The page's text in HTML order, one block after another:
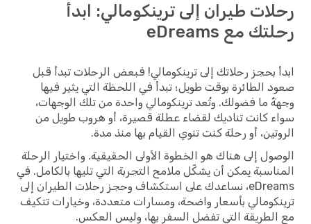
رحلات طيران إلى ترينكومالي: ابدأ
رحلتك مع eDreams
ابدأ بحجز رحلاتك إلى ترينكومالي! فبعض الرحلات تبدأ قبل
صعود الطائرة بوقت طويل؛ تبدأ في اللحظة التي يثير فيها
وجهةٌ ما فضولك. وتُعد ترينكومالي واحدة من تلك الوجهات،
سواء كانت تناديك لقضاء عطلة قصيرة، أو هروب طويل من
الروتين، أو رحلة كنت تنوي القيام بها منذ مدة.
الوصول إلى هناك هو الخطوة الأولى الحقيقية. واختيار الرحلة
المناسبة يمكن أن يشكّل ملامح التجربة التي تليها بالكامل. في
eDreams، نساعدك على استكشاف وحجز رحلات الطيران إلى
ترينكومالي بأسعار واضحة، ومسارات متعددة، وخيارات تتكيف
مع الطريقة التي تفضل السفر بها، وليس العكس.